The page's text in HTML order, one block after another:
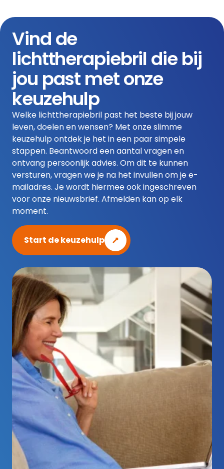
Vind de
lichttherapiebril die bij
jou past met onze
keuzehulp
Welke lichttherapiebril past het beste bij jouw
leven, doelen en wensen? Met onze slimme
keuzehulp ontdek je het in een paar simpele
stappen. Beantwoord een aantal vragen en
ontvang persoonlijk advies. Om dit te kunnen
versturen, vragen we je na het invullen om je e-
mailadres. Je wordt hiermee ook ingeschreven
voor onze nieuwsbrief. Afmelden kan op elk
moment.
Start de keuzehulp